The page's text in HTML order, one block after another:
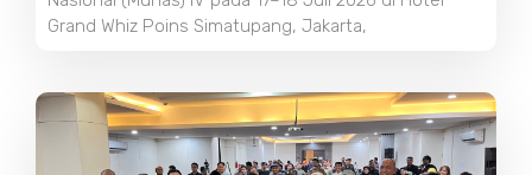
Grand Whiz Poins Simatupang, Jakarta,